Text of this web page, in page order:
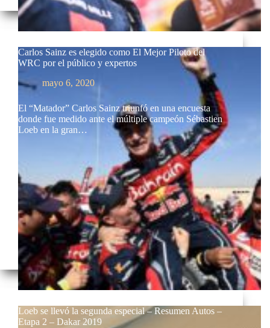
Carlos Sainz es elegido como El Mejor Piloto del
WRC por el público y expertos
mayo 6, 2020
El “Matador” Carlos Sainz triunfó en una encuesta
donde fue medido ante el múltiple campeón Sébastien
Loeb en la gran…
Loeb se llevó la segunda especial – Resumen Autos –
Etapa 2 – Dakar 2019